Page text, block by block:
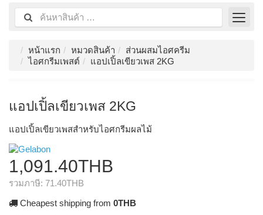
หน้าแรก หมวดสินค้า
ส่วนผสมไอศครีม
ไอศกรีมเพสต์
แอปเปิ้ลเขียวเพส 2KG
แอปเปิ้ลเขียวเพส 2KG
แอปเปิ้ลเขียวเพสสำหรับไอศกรีมผลไม้
1,091.40THB
รวมภาษี: 71.40THB
Cheapest shipping from 0THB